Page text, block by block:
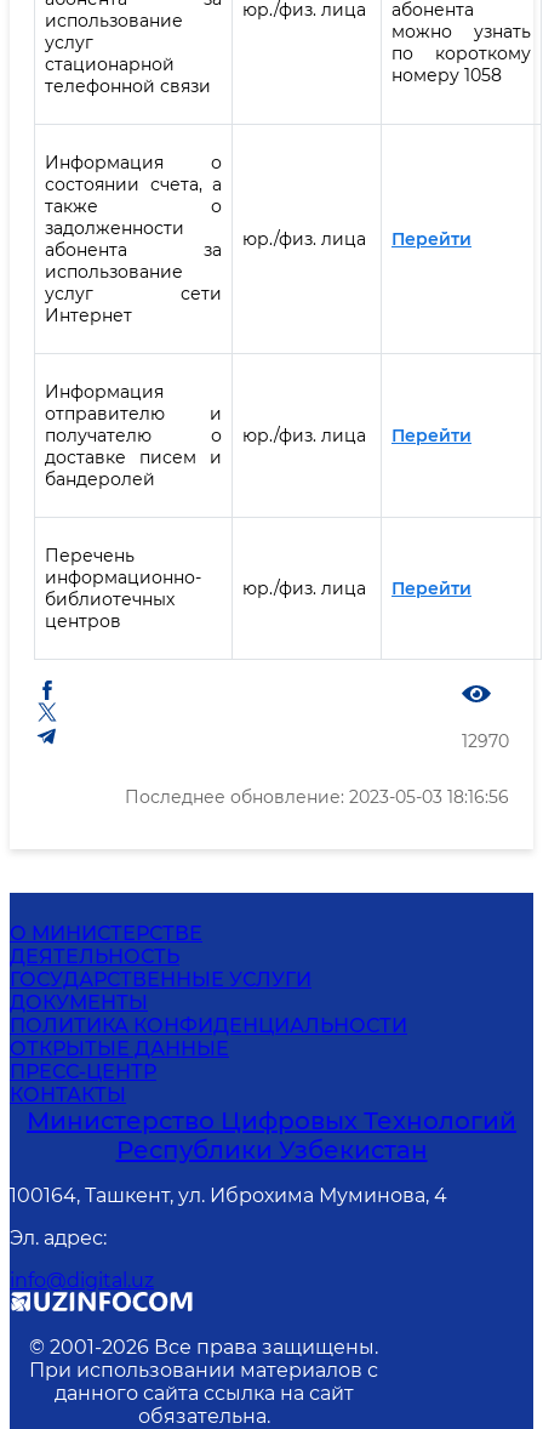
использование
услуг
стационарной
телефонной связи‎‎
юр./физ. лица
абонента
можно узнать
по короткому
номеру 1058
Информация о
состоянии счета, а
также о
задолженности
абонента за
использование
услуг сети
Интернет
юр./физ. лица Перейти
Информация
отправителю и
получателю о
доставке писем и
бандеролей
юр./физ. лица Перейти
Перечень
информационно-
библиотечных
центров
юр./физ. лица Перейти
12970
Последнее обновление: 2023-05-03 18:16:56
О МИНИСТЕРСТВЕ
ДЕЯТЕЛЬНОСТЬ
ГОСУДАРСТВЕННЫЕ УСЛУГИ
ДОКУМЕНТЫ
ПОЛИТИКА КОНФИДЕНЦИАЛЬНОСТИ
ОТКРЫТЫЕ ДАННЫЕ
ПРЕСС-ЦЕНТР
КОНТАКТЫ
Министерство Цифровых Технологий
Республики Узбекистан
100164, Ташкент, ул. Иброхима Муминова, 4
Эл. адрес:
info@digital.uz
© 2001-2026 Все права защищены.
При использовании материалов с
данного сайта ссылка на сайт
обязательна.